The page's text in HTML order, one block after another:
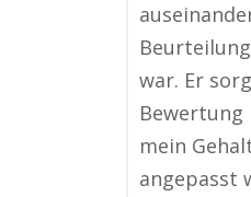
war. Er
mein
angepasst